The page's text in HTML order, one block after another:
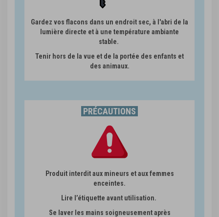
Gardez vos flacons dans un endroit sec, à l'abri de la
lumière directe et à une température ambiante
stable.
Tenir hors de la vue et de la portée des enfants et
des animaux.
PRÉCAUTIONS
Produit interdit aux mineurs et aux femmes
enceintes.
Lire l’étiquette avant utilisation.
Se laver les mains soigneusement après